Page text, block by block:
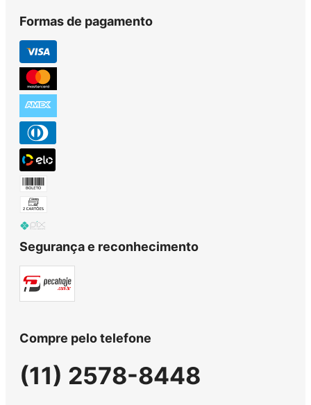
Formas de pagamento
Segurança e reconhecimento
Compre pelo telefone
(11) 2578-8448